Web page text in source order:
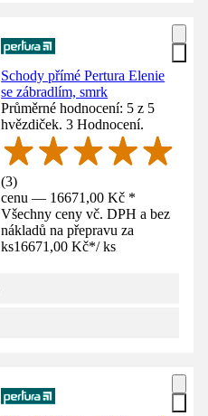
Schody přímé Pertura Elenie
se zábradlím, smrk
Průměrné hodnocení: 5 z 5
hvězdiček. 3 Hodnocení.
(3)
cenu — 16671,00 Kč *
Všechny ceny vč. DPH a bez
nákladů na přepravu za
ks16671,00 Kč*/ ks